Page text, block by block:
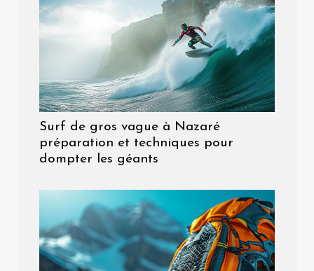
Surf de gros vague à Nazaré
préparation et techniques pour
dompter les géants